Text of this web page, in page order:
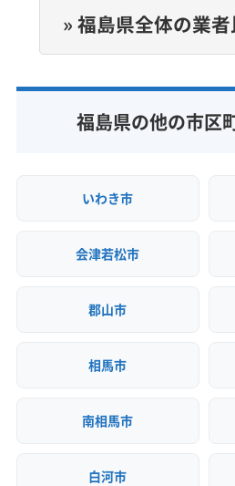
双葉郡楢葉町
双葉郡富岡町
双
相馬郡新地町
相馬郡飯舘村
田
田村郡小野町
東白川郡鮫川村
東白川郡塙町
東白川郡矢祭町
耶麻郡猪苗代町
耶麻郡磐梯町
電話番号
024-927-0003
公式サイトを見る
» 福島県全体の業
福島県の他の市区
いわき市
会津若松市
郡山市
相馬市
南相馬市
白河市